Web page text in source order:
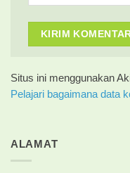
Situs ini menggunakan
Pelajari bagaimana data
ALAMAT